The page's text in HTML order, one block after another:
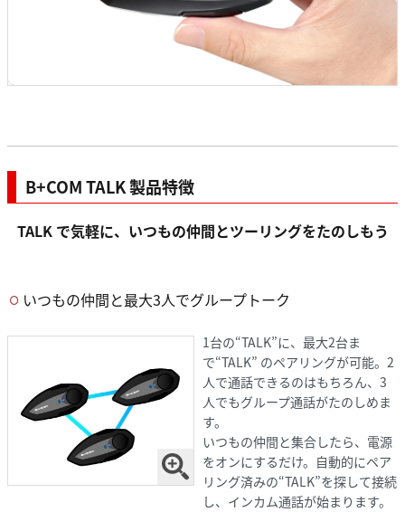
B+COM TALK 製品特徴
TALK で気軽に、いつもの仲間とツーリングをたのしもう
いつもの仲間と最大3人でグループトーク
1台の“TALK”に、最大2台ま
で“TALK” のペアリングが可能。2
人で通話できるのはもちろん、3
人でもグループ通話がたのしめま
す。
いつもの仲間と集合したら、電源
をオンにするだけ。自動的にペア
リング済みの“TALK”を探して接続
し、インカム通話が始まります。